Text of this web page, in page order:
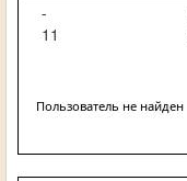
-
11
Пользователь не найден